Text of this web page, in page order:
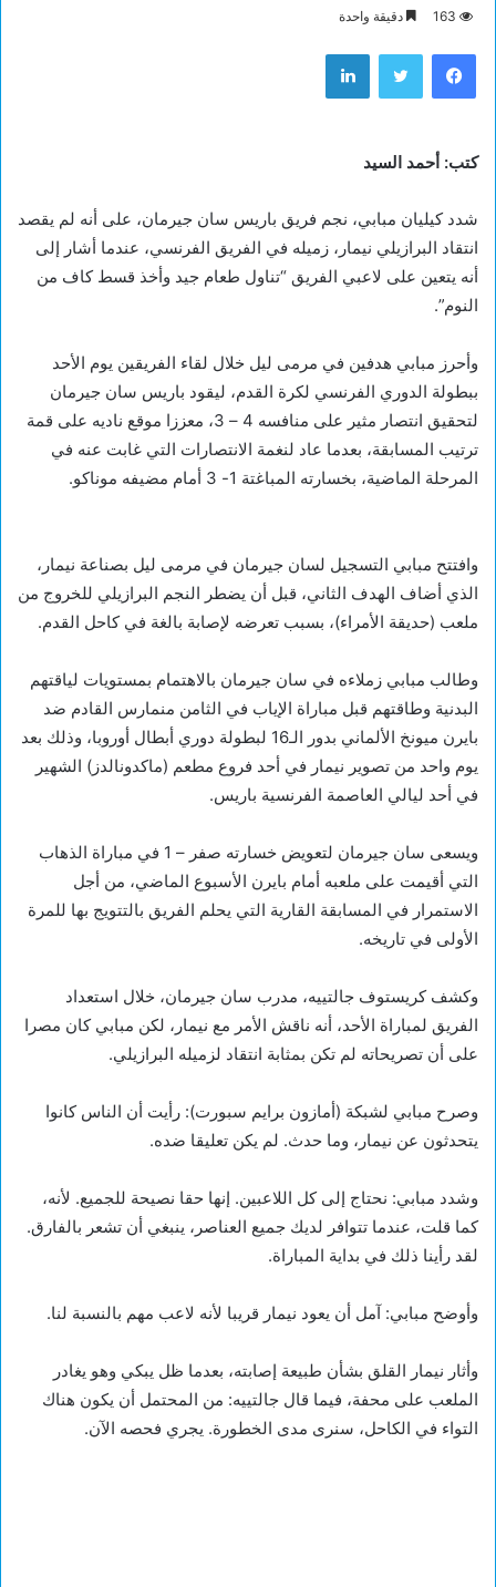
163 دقيقة واحدة
فيسبوك تويتر لينكدإن
كتب: أحمد السيد
شدد كيليان مبابي، نجم فريق باريس سان جيرمان، على أنه لم يقصد
انتقاد البرازيلي نيمار، زميله في الفريق الفرنسي، عندما أشار إلى
أنه يتعين على لاعبي الفريق “تناول طعام جيد وأخذ قسط كاف من
النوم”.
وأحرز مبابي هدفين في مرمى ليل خلال لقاء الفريقين يوم الأحد
ببطولة الدوري الفرنسي لكرة القدم، ليقود باريس سان جيرمان
لتحقيق انتصار مثير على منافسه 4 – 3، معززا موقع ناديه على قمة
ترتيب المسابقة، بعدما عاد لنغمة الانتصارات التي غابت عنه في
المرحلة الماضية، بخسارته المباغتة 1- 3 أمام مضيفه موناكو.
وافتتح مبابي التسجيل لسان جيرمان في مرمى ليل بصناعة نيمار،
الذي أضاف الهدف الثاني، قبل أن يضطر النجم البرازيلي للخروج من
ملعب (حديقة الأمراء)، بسبب تعرضه لإصابة بالغة في كاحل القدم.
وطالب مبابي زملاءه في سان جيرمان بالاهتمام بمستويات لياقتهم
البدنية وطاقتهم قبل مباراة الإياب في الثامن منمارس القادم ضد
بايرن ميونخ الألماني بدور الـ16 لبطولة دوري أبطال أوروبا، وذلك بعد
يوم واحد من تصوير نيمار في أحد فروع مطعم (ماكدونالدز) الشهير
في أحد ليالي العاصمة الفرنسية باريس.
ويسعى سان جيرمان لتعويض خسارته صفر – 1 في مباراة الذهاب
التي أقيمت على ملعبه أمام بايرن الأسبوع الماضي، من أجل
الاستمرار في المسابقة القارية التي يحلم الفريق بالتتويج بها للمرة
الأولى في تاريخه.
وكشف كريستوف جالتييه، مدرب سان جيرمان، خلال استعداد
الفريق لمباراة الأحد، أنه ناقش الأمر مع نيمار، لكن مبابي كان مصرا
على أن تصريحاته لم تكن بمثابة انتقاد لزميله البرازيلي.
وصرح مبابي لشبكة (أمازون برايم سبورت): رأيت أن الناس كانوا
يتحدثون عن نيمار، وما حدث. لم يكن تعليقا ضده.
وشدد مبابي: نحتاج إلى كل اللاعبين. إنها حقا نصيحة للجميع. لأنه،
كما قلت، عندما تتوافر لديك جميع العناصر، ينبغي أن تشعر بالفارق.
لقد رأينا ذلك في بداية المباراة.
وأوضح مبابي: آمل أن يعود نيمار قريبا لأنه لاعب مهم بالنسبة لنا.
وأثار نيمار القلق بشأن طبيعة إصابته، بعدما ظل يبكي وهو يغادر
الملعب على محفة، فيما قال جالتييه: من المحتمل أن يكون هناك
التواء في الكاحل، سنرى مدى الخطورة. يجري فحصه الآن.